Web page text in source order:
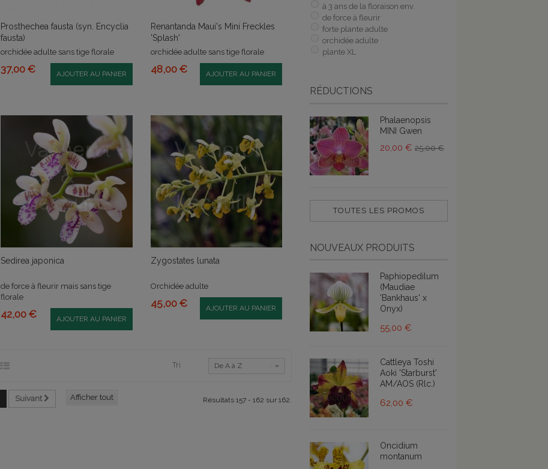
Prosthechea fausta (syn. Encyclia
fausta)
orchidée adulte sans tige florale
37,00 € AJOUTER AU PANIER
Renantanda Maui's Mini Freckles
'Splash'
orchidée adulte sans tige florale
48,00 € AJOUTER AU PANIER
Sedirea japonica
de force à fleurir mais sans tige
florale
42,00 € AJOUTER AU PANIER
Zygostates lunata
Orchidée adulte
45,00 € AJOUTER AU PANIER
Tri De A à Z
Afficher tout
Suivant Résultats 157 - 162 sur 162.
à 3 ans de la floraison env.
de force à fleurir
forte plante adulte
orchidée adulte
plante XL
RÉDUCTIONS
Phalaenopsis
MINI Gwen
20,00 € 25,00 €
TOUTES LES PROMOS
NOUVEAUX PRODUITS
Paphiopedilum
(Maudiae
'Bankhaus' x
Onyx)
55,00 €
Cattleya Toshi
Aoki 'Starburst'
AM/AOS (Rlc.)
62,00 €
Oncidium
montanum